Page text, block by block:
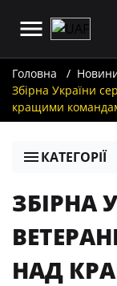
Головна
Збірна України
кращими
КАТЕГОРІЇ
ЗБІРНА
НАД